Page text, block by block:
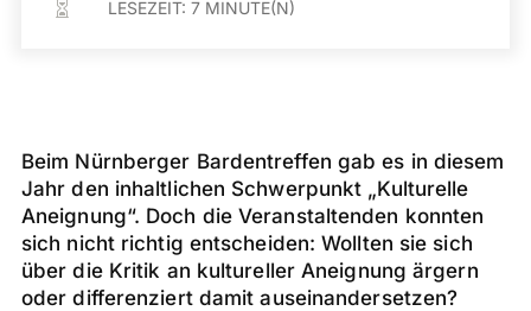
 LESEZEIT:7 MINUTE(N)
Beim Nürnberger Bardentreffen gab es in diesem
Jahr den inhaltlichen Schwerpunkt „Kulturelle
Aneignung“. Doch die Veranstaltenden konnten
sich nicht richtig entscheiden: Wollten sie sich
über die Kritik an kultureller Aneignung ärgern
oder differenziert damit auseinandersetzen?